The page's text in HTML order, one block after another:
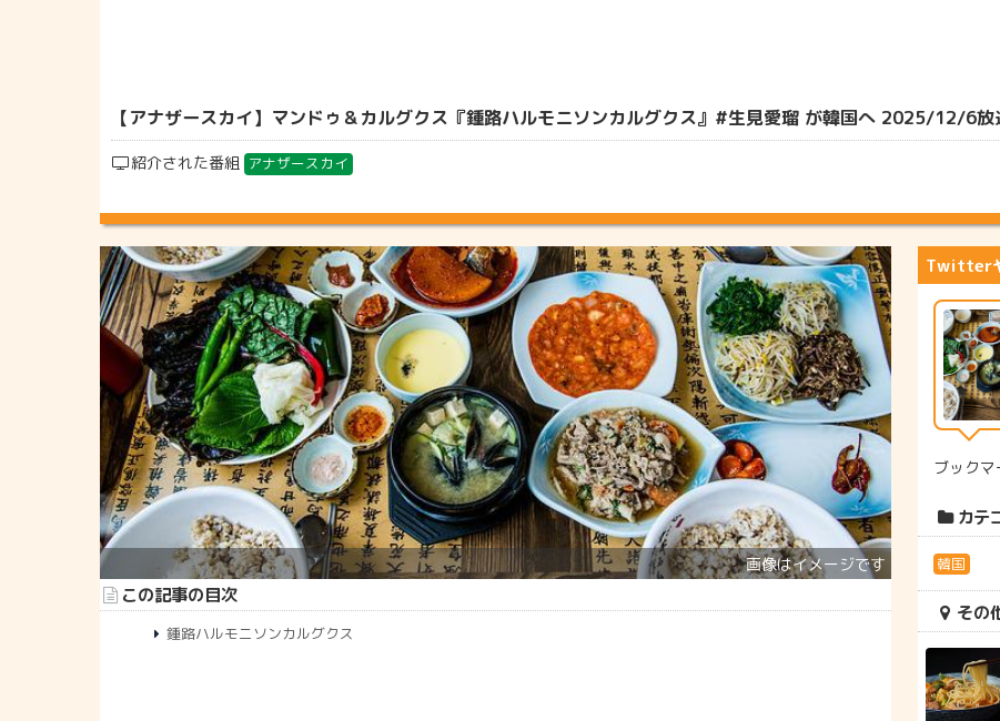
【アナザースカイ】マンドゥ＆カルグクス『鍾路ハルモニソンカルグクス』#生見愛瑠 が韓国へ 2025/12/6放
紹介された番組 アナザースカイ
この記事の目次
鍾路ハルモニソンカルグクス
Twitter
ブックマ
カテ
韓国
その